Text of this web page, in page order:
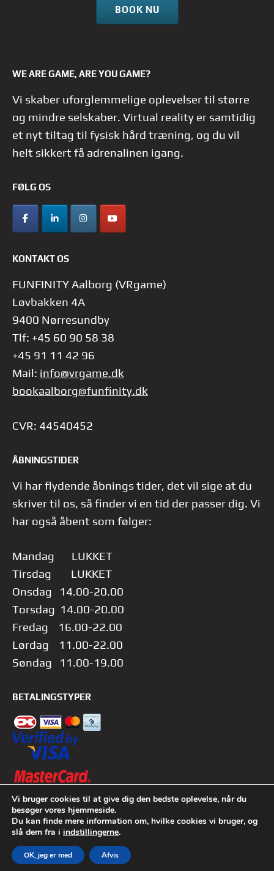
BOOK NU
WE ARE GAME, ARE YOU GAME?
Vi skaber uforglemmelige oplevelser til større
og mindre selskaber. Virtual reality er samtidig
et nyt tiltag til fysisk hård træning, og du vil
helt sikkert få adrenalinen igang.
FØLG OS
KONTAKT OS
FUNFINITY Aalborg (VRgame)
Løvbakken 4A
9400 Nørresundby
Tlf: +45 60 90 58 38
+45 91 11 42 96
Mail: info@vrgame.dk
bookaalborg@funfinity.dk
CVR: 44540452
ÅBNINGSTIDER
Vi har flydende åbnings tider, det vil sige at du
skriver til os, så finder vi en tid der passer dig. Vi
har også åbent som følger:
Mandag LUKKET
Tirsdag LUKKET
Onsdag 14.00-20.00
Torsdag 14.00-20.00
Fredag 16.00-22.00
Lørdag 11.00-22.00
Søndag 11.00-19.00
BETALINGSTYPER
Copyright © 2026 Google FUNFINITY Aalborg | VRgame ApS
Tema fra
Vi bruger cookies til at give dig den bedste oplevelse, når du
besøger vores hjemmeside.
Du kan finde mere information om, hvilke cookies vi bruger, og
slå dem fra i indstillingerne.
OK, jeg er med Afvis